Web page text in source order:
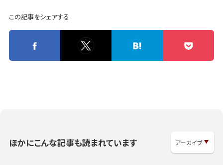
この記事をシェアする
ほかにこんな記事も読まれています